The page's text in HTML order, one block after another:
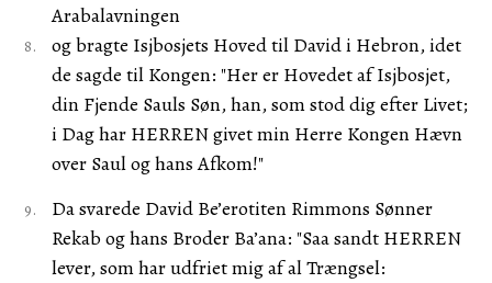
Arabalavningen
og bragte Isjbosjets Hoved til David i Hebron, idet
de sagde til Kongen: "Her er Hovedet af Isjbosjet,
din Fjende Sauls Søn, han, som stod dig efter Livet;
i Dag har HERREN givet min Herre Kongen Hævn
over Saul og hans Afkom!"
Da svarede David Be’erotiten Rimmons Sønner
Rekab og hans Broder Ba’ana: "Saa sandt HERREN
lever, som har udfriet mig af al Trængsel: